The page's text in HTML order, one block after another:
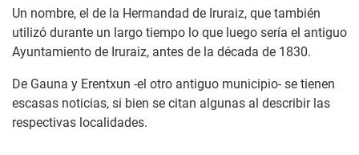
Un nombre, el de la Hermandad de Iruraiz, que también
utilizó durante un largo tiempo lo que luego sería el antiguo
Ayuntamiento de Iruraiz, antes de la década de 1830.
De Gauna y Erentxun -el otro antiguo municipio- se tienen
escasas noticias, si bien se citan algunas al describir las
respectivas localidades.